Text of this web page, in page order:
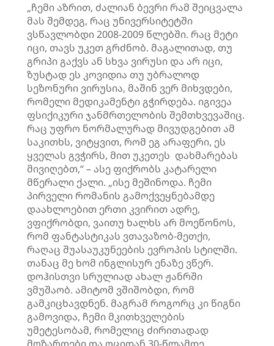
„ჩემი აზრით, ძალიან ბევრი რამ შეიცვალა
მას შემდეგ, რაც უნივერსიტეტში
ვსწავლობდი 2008-2009 წლებში. რაც მეტი
იცი, თავს უკეთ გრძნობ. მაგალითად, თუ
გრიპი გაქვს ან სხვა ვირუსი და არ იცი,
ზუსტად ეს კოვიდია თუ უბრალოდ
სეზონური ვირუსია, მაშინ ვერ მიხვდები,
რომელი მედიკამენტი გჭირდება. იგივეა
ფსიქიკური ჯანმრთელობის შემთხვევაშიც.
რაც უფრო ნორმალურად მივუდგებით ამ
საკითხს, ვიტყვით, რომ ეგ არაფერი, ეს
ყველას გვჭირს, მით უკეთეს დახმარებას
მივიღებთ,“ – ასე ფიქრობს კატარელი
მწერალი ქალი. „ისე მეშინოდა. ჩემი
პირველი რომანის გამოქვეყნებამდე
დაახლოებით ერთი კვირით ადრე,
ვფიქრობდი, ვაითუ ხალხს არ მოეწონოს,
რომ ფანტასტიკას ვთავაზობ-მეთქი,
რაღაც შუასაუკუნეების ევროპის სტილში.
თანაც მე ხომ ინგლისურ ენაზე ვწერ.
დოჰისთვი სრულიად ახალ ჟანრში
ვმუშაობ. ამიტომ ვშიშობდი, რომ
გამკიცხავდნენ. მაგრამ როგორც კი წიგნი
გამოვიდა, ჩემი მკითხველების
უმეტესობამ, რომელიც ძირითადად